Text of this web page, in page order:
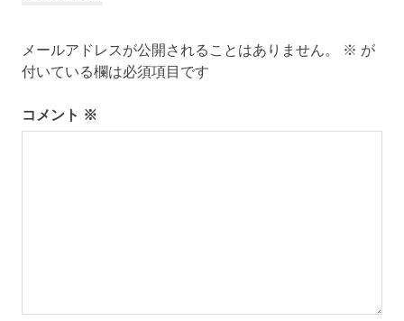
シ
ン
メールアドレスが公開されることはありません。 ※ が
付いている欄は必須項目です
コメント ※